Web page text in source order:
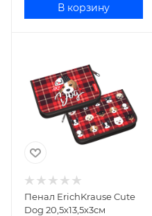
В корзину
Пенал ErichKrause Cute
Dog 20,5х13,5х3см